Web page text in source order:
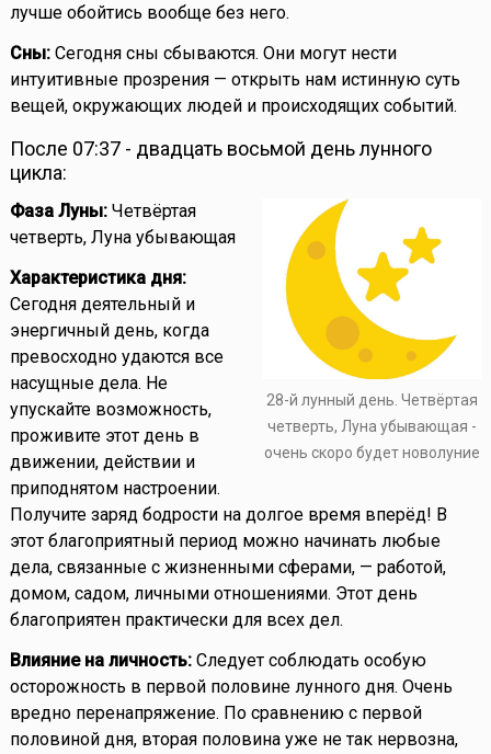
лучше обойтись вообще без него.
Сны:Сегодня сны сбываются. Они могут нести
интуитивные прозрения — открыть нам истинную суть
вещей, окружающих людей и происходящих событий.
После 07:37 - двадцать восьмой день лунного
цикла:
28-й лунный день. Четвёртая
четверть, Луна убывающая -
очень скоро будет новолуние
Фаза Луны:Четвёртая
четверть, Луна убывающая
Характеристика дня:
Сегодня деятельный и
энергичный день, когда
превосходно удаются все
насущные дела. Не
упускайте возможность,
проживите этот день в
движении, действии и
приподнятом настроении.
Получите заряд бодрости на долгое время вперёд! В
этот благоприятный период можно начинать любые
дела, связанные с жизненными сферами, — работой,
домом, садом, личными отношениями. Этот день
благоприятен практически для всех дел.
Влияние на личность:Следует соблюдать особую
осторожность в первой половине лунного дня. Очень
вредно перенапряжение. По сравнению с первой
половиной дня, вторая половина уже не так нервозна,